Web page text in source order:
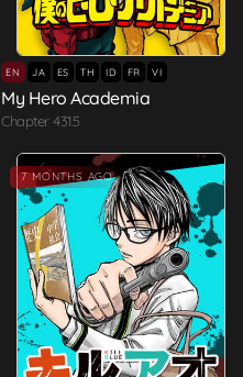
EN JA ES TH ID FR VI
My Hero Academia
Chapter 431.5
7 MONTHS AGO